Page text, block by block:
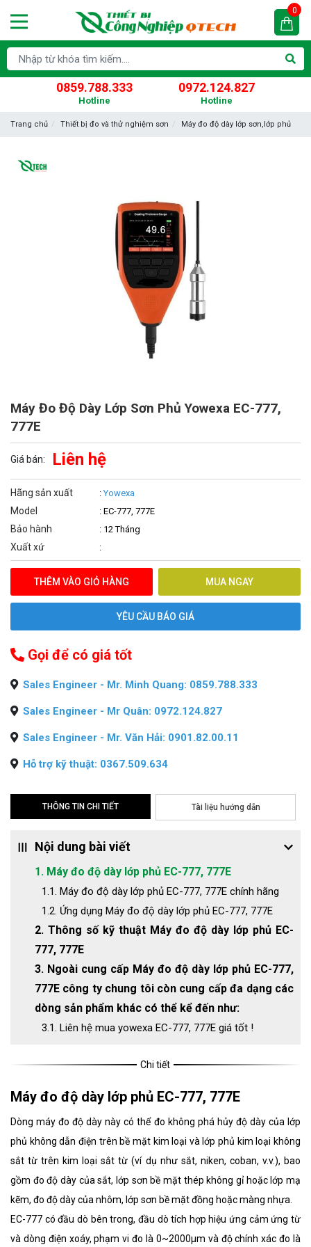
0859.788.333
Hotline
0972.124.827
Hotline
0
Trang chủ Thiết bị đo và thử nghiệm sơn Máy đo độ dày lớp sơn,lớp phủ
Máy Đo Độ Dày Lớp Sơn Phủ Yowexa EC-777,
777E
Giá bán: Liên hệ
Hãng sản xuất :Yowexa
Model : EC-777, 777E
Bảo hành : 12 Tháng
Xuất xứ :
THÊM VÀO GIỎ HÀNG MUA NGAY
YÊU CẦU BÁO GIÁ
Gọi để có giá tốt
Sales Engineer - Mr. Minh Quang: 0859.788.333
Sales Engineer - Mr Quân: 0972.124.827
Sales Engineer - Mr. Văn Hải: 0901.82.00.11
Hỗ trợ kỹ thuật: 0367.509.634
THÔNG TIN CHI TIẾT Tài liệu hướng dẫn
Nội dung bài viết
1. Máy đo độ dày lớp phủ EC-777, 777E
1.1. Máy đo độ dày lớp phủ EC-777, 777E chính hãng
1.2. Ứng dụng Máy đo độ dày lớp phủ EC-777, 777E
2. Thông số kỹ thuật Máy đo độ dày lớp phủ EC-
777, 777E
3. Ngoài cung cấp Máy đo độ dày lớp phủ EC-777,
777E công ty chung tôi còn cung cấp đa dạng các
dòng sản phẩm khác có thể kể đến như:
3.1. Liên hệ mua yowexa EC-777, 777E giá tốt !
Chi tiết
Máy đo độ dày lớp phủ EC-777, 777E
Dòng máy đo độ dày này có thể đo không phá hủy độ dày của lớp
phủ không dẫn điện trên bề mặt kim loại và lớp phủ kim loại không
sắt từ trên kim loại sắt từ (ví dụ như sắt, niken, coban, v.v.), bao
gồm đo độ dày của sắt, lớp sơn bề mặt thép không gỉ hoặc lớp mạ
kẽm, đo độ dày của nhôm, lớp sơn bề mặt đồng hoặc màng nhựa.
EC-777 có đầu dò bên trong, đầu dò tích hợp hiệu ứng cảm ứng từ
và dòng điện xoáy, phạm vi đo là 0~2000μm và độ chính xác đo là